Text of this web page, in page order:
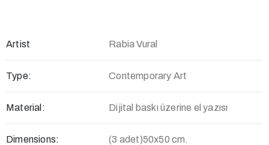
Artist Rabia Vural
Type: Contemporary Art
Material: Dijital baskı üzerine el yazısı
Dimensions: (3 adet)50x50 cm.